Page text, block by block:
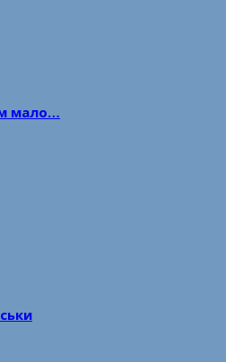
мало…